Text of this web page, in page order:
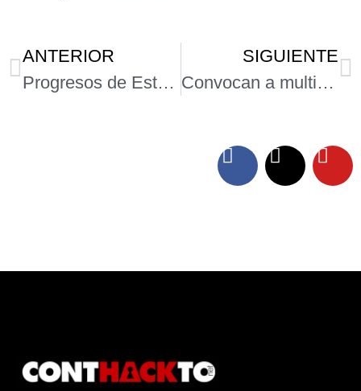
ANTERIOR
Progresos de Estrategia CAMALEÓN en México: innovaciones en la detección y tratamiento del Infarto Cerebral con éxitos alcanzados y retos
SIGUIENTE
Convocan a multiplicar capacidades con curso “Inteligencia Artificial Generativa para la toma de decisiones en salud”